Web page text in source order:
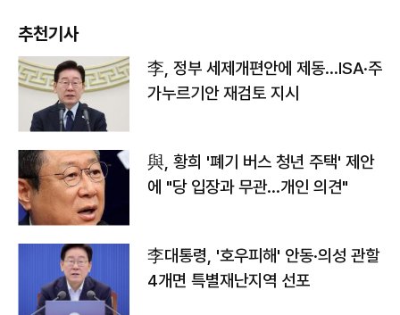
추천기사
李, 정부 세제개편안에 제동…ISA·주
가누르기안 재검토 지시
與, 황희 '폐기 버스 청년 주택' 제안
에 "당 입장과 무관…개인 의견"
李대통령, '호우피해' 안동·의성 관할
4개면 특별재난지역 선포